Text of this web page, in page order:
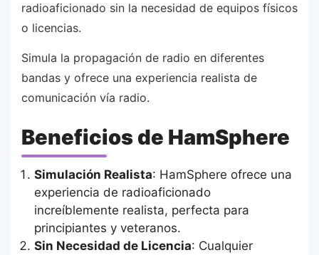
radioaficionado sin la necesidad de equipos físicos
o licencias.
Simula la propagación de radio en diferentes
bandas y ofrece una experiencia realista de
comunicación vía radio.
Beneficios de HamSphere
Simulación Realista: HamSphere ofrece una
experiencia de radioaficionado
increíblemente realista, perfecta para
principiantes y veteranos.
Sin Necesidad de Licencia: Cualquier